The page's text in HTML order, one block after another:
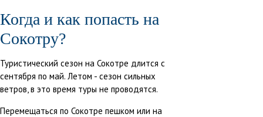
Когда и как попасть на
Сокотру?
Туристический сезон на Сокотре длится с
сентября по май. Летом - сезон сильных
ветров, в это время туры не проводятся.
Перемещаться по Сокотре пешком или на